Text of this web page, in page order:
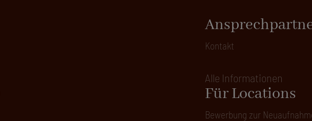
Kontakt
Alle Informationen
Für Locations
Bewerbung zur